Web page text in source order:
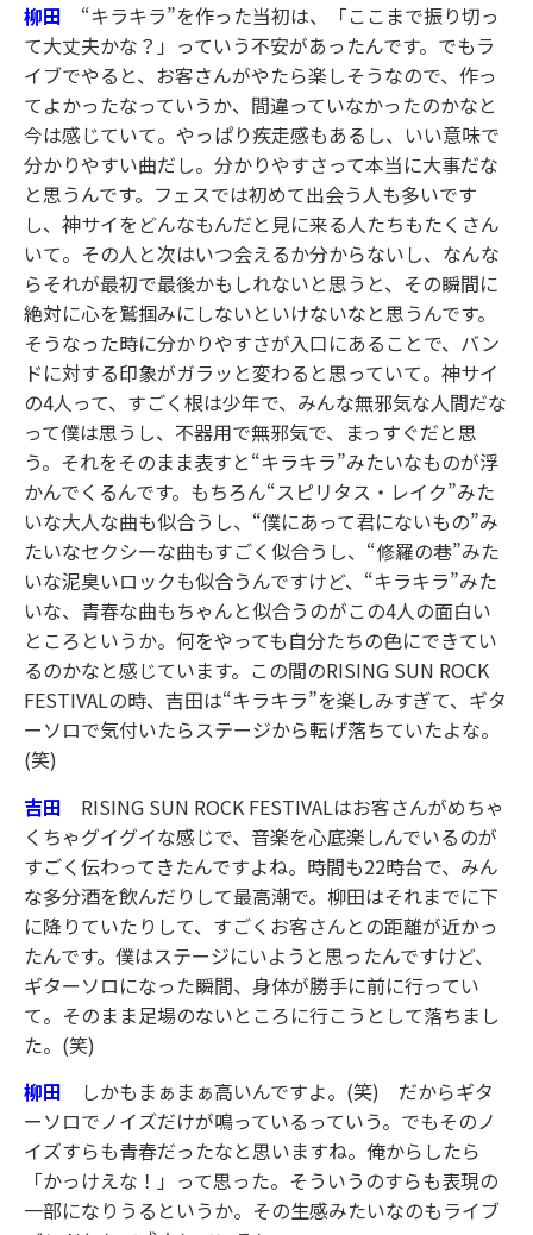
柳田 “キラキラ”を作った当初は、「ここまで振り切っ
て大丈夫かな？」っていう不安があったんです。でもラ
イブでやると、お客さんがやたら楽しそうなので、作っ
てよかったなっていうか、間違っていなかったのかなと
今は感じていて。やっぱり疾走感もあるし、いい意味で
分かりやすい曲だし。分かりやすさって本当に大事だな
と思うんです。フェスでは初めて出会う人も多いです
し、神サイをどんなもんだと見に来る人たちもたくさん
いて。その人と次はいつ会えるか分からないし、なんな
らそれが最初で最後かもしれないと思うと、その瞬間に
絶対に心を鷲掴みにしないといけないなと思うんです。
そうなった時に分かりやすさが入口にあることで、バン
ドに対する印象がガラッと変わると思っていて。神サイ
の4人って、すごく根は少年で、みんな無邪気な人間だな
って僕は思うし、不器用で無邪気で、まっすぐだと思
う。それをそのまま表すと“キラキラ”みたいなものが浮
かんでくるんです。もちろん“スピリタス・レイク”みた
いな大人な曲も似合うし、“僕にあって君にないもの”み
たいなセクシーな曲もすごく似合うし、“修羅の巷”みた
いな泥臭いロックも似合うんですけど、“キラキラ”みた
いな、青春な曲もちゃんと似合うのがこの4人の面白い
ところというか。何をやっても自分たちの色にできてい
るのかなと感じています。この間のRISING SUN ROCK
FESTIVALの時、吉田は“キラキラ”を楽しみすぎて、ギタ
ーソロで気付いたらステージから転げ落ちていたよな。
(笑)
吉田 RISING SUN ROCK FESTIVALはお客さんがめちゃ
くちゃグイグイな感じで、音楽を心底楽しんでいるのが
すごく伝わってきたんですよね。時間も22時台で、みん
な多分酒を飲んだりして最高潮で。柳田はそれまでに下
に降りていたりして、すごくお客さんとの距離が近かっ
たんです。僕はステージにいようと思ったんですけど、
ギターソロになった瞬間、身体が勝手に前に行ってい
て。そのまま足場のないところに行こうとして落ちまし
た。(笑)
柳田 しかもまぁまぁ高いんですよ。(笑) だからギタ
ーソロでノイズだけが鳴っているっていう。でもそのノ
イズすらも青春だったなと思いますね。俺からしたら
「かっけえな！」って思った。そういうのすらも表現の
一部になりうるというか。その生感みたいなのもライブ